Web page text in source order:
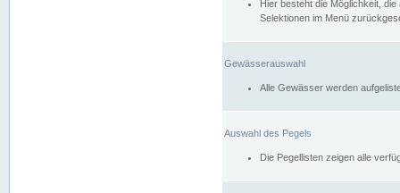
Hier besteht die Möglichkeit,
Selektionen im Menü
Gewässerauswahl
Alle Gewässer werden
Auswahl des Pegels
Die Pegellisten zeigen alle